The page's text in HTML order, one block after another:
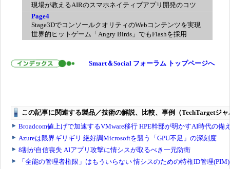
現場が教えるAIRのスマホネイティブアプリ開発のコツ
Page4
Stage3DでコンソールクオリティのWebコンテンツを実現
世界的ヒットゲーム「Angry Birds」でもFlashを採用
Smart＆Social フォーラム トップページへ